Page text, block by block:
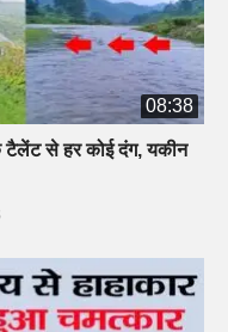
08:38
टैलेंट से हर कोई दंग, यकीन